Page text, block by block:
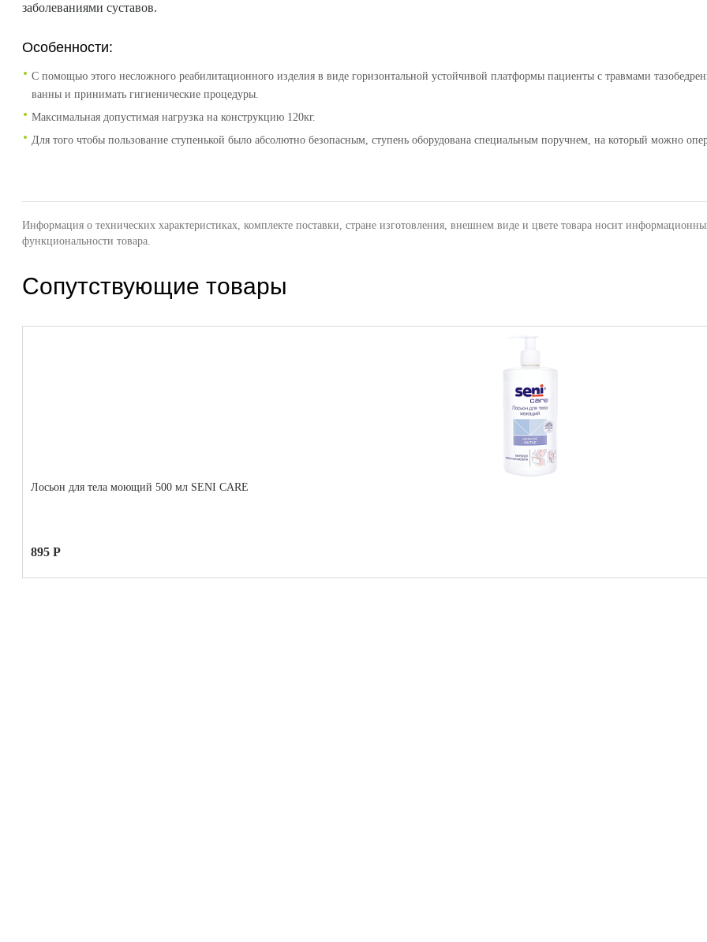
заболеваниями суставов.
Особенности:
С помощью этого несложного реабилитационного изделия в виде горизонтальной устойчивой платформы пациенты с травмами
ванны и принимать гигиенические процедуры.
Максимальная допустимая нагрузка на конструкцию 120кг.
Для того чтобы пользование ступенькой было абсолютно безопасным, ступень оборудована специальным поручнем, на который можно
Информация о технических характеристиках, комплекте поставки, стране изготовления, внешнем виде и цвете товара носит
функциональности товара.
Сопутствующие товары
Лосьон для тела моющий 500 мл SENI CARE
895 Р